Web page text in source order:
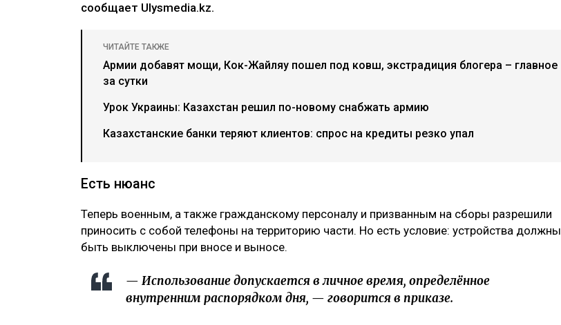
сообщает Ulysmedia.kz.
ЧИТАЙТЕ ТАКЖЕ
Армии добавят мощи, Кок-Жайляу пошел под ковш, экстрадиция блогера – главное
за сутки
Урок Украины: Казахстан решил по-новому снабжать армию
Казахстанские банки теряют клиентов: спрос на кредиты резко упал
Есть нюанс
Теперь военным, а также гражданскому персоналу и призванным на сборы разрешили
приносить с собой телефоны на территорию части. Но есть условие: устройства должны
быть выключены при вносе и выносе.
— Использование допускается в личное время, определённое
внутренним распорядком дня, — говорится в приказе.